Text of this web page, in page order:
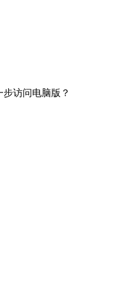
访问电脑版？